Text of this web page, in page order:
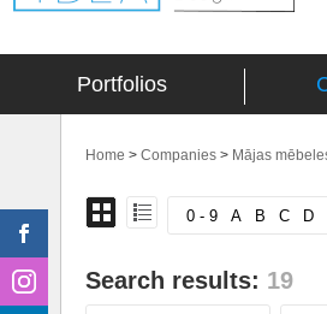
Portfolios
Home > Companies > Mājas
0 - 9 A B C D
Search results: 19